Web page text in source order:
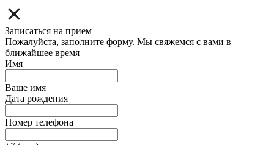
Записаться на прием
Пожалуйста, заполните форму. Мы свяжемся с вами в
ближайшее время
Имя
Ваше имя
Дата рождения
Номер телефона